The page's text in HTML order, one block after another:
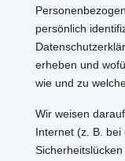
persönlich
erheben und
wie und zu
Wir weisen
Internet (z. B.